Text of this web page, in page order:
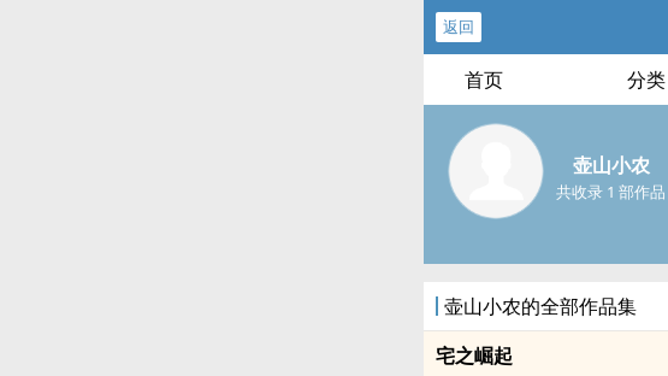
返回
首页 分类
壶山小农
共收录 1 部作品
壶山小农的全部作品集
宅之崛起